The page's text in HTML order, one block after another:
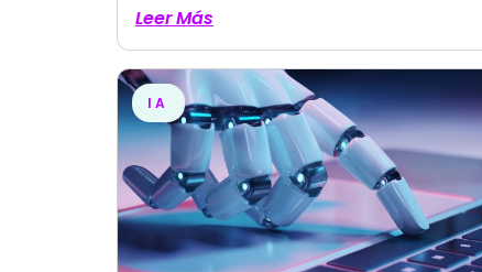
Leer Más
IA